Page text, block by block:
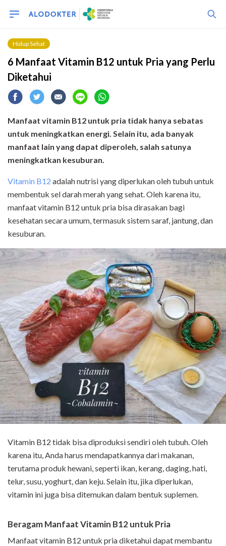
Hidup Sehat
6 Manfaat Vitamin B12 untuk Pria yang Perlu
Diketahui
Manfaat vitamin B12 untuk pria tidak hanya sebatas
untuk meningkatkan energi. Selain itu, ada banyak
manfaat lain yang dapat diperoleh, salah satunya
meningkatkan kesuburan.
Vitamin B12 adalah nutrisi yang diperlukan oleh tubuh untuk
membentuk sel darah merah yang sehat. Oleh karena itu,
manfaat vitamin B12 untuk pria bisa dirasakan bagi
kesehatan secara umum, termasuk sistem saraf, jantung, dan
kesuburan.
Vitamin B12 tidak bisa diproduksi sendiri oleh tubuh. Oleh
karena itu, Anda harus mendapatkannya dari makanan,
terutama produk hewani, seperti ikan, kerang, daging, hati,
telur, susu, yoghurt, dan keju. Selain itu, jika diperlukan,
vitamin ini juga bisa ditemukan dalam bentuk suplemen.
Beragam Manfaat Vitamin B12 untuk Pria
Manfaat vitamin B12 untuk pria diketahui dapat membantu